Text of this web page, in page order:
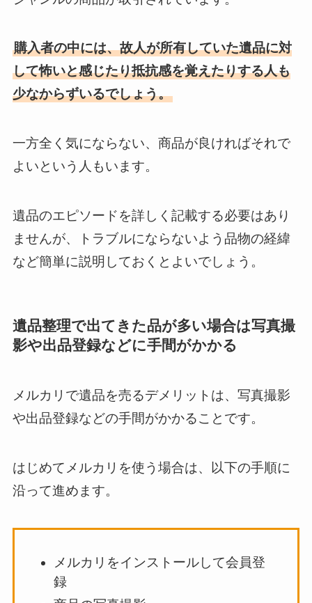
購入者の中には、故人が所有していた遺品に対
して怖いと感じたり抵抗感を覚えたりする人も
少なからずいるでしょう。
一方全く気にならない、商品が良ければそれで
よいという人もいます。
遺品のエピソードを詳しく記載する必要はあり
ませんが、トラブルにならないよう品物の経緯
など簡単に説明しておくとよいでしょう。
遺品整理で出てきた品が多い場合は写真撮
影や出品登録などに手間がかかる
メルカリで遺品を売るデメリットは、写真撮影
や出品登録などの手間がかかることです。
はじめてメルカリを使う場合は、以下の手順に
沿って進めます。
メルカリをインストールして会員登
録